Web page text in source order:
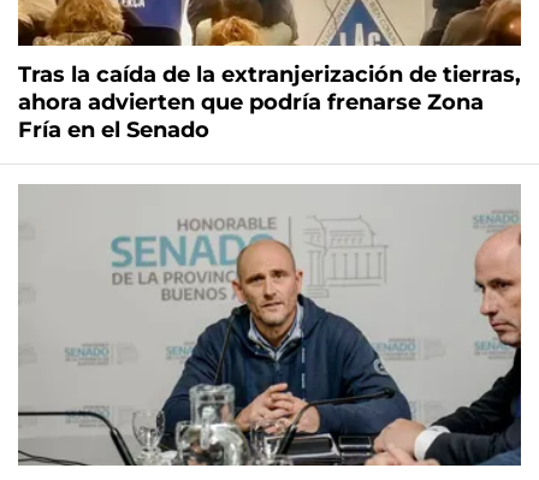
Tras la caída de la extranjerización de tierras,
ahora advierten que podría frenarse Zona
Fría en el Senado